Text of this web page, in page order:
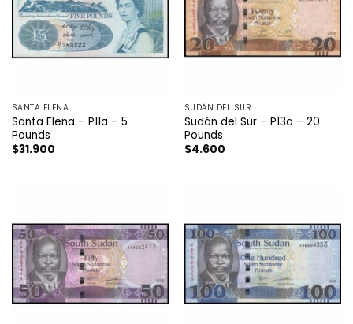
SANTA ELENA
Santa Elena – P11a – 5
Pounds
$31.900
SUDÁN DEL SUR
Sudán del Sur – P13a – 20
Pounds
$4.600